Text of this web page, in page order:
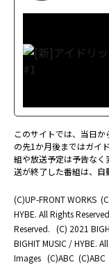
このサイトでは、当日
の先1か月後まではガイ
組や放送予定は予告な
送が終了した番組は、自
(C)UP-FRONT WORKS
HYBE. All Rights
Reserved. (C) 2021
BIGHIT MUSIC / HYBE.
Images (C)ABC (C)ABC